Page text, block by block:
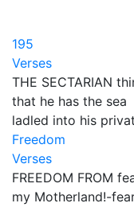
195
Verses
THE SECTARIAN
that he has the sea
ladled into his
Freedom
Verses
FREEDOM FROM
my Motherland!-